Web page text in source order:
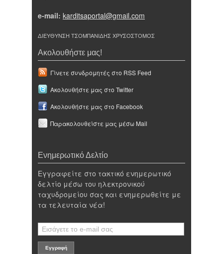
e-mail: karditsaportal@gmail.com
ΔΙΕΥΘΥΝΣΗ ΤΣΟΜΠΑΝΙΔΗΣ ΧΡΥΣΟΣΤΟΜΟΣ
Ακολουθήστε μας!
Γίνετε συνδρομητές στο RSS Feed
Ακολουθήστε μας στο Twitter
Ακολουθήστε μας στο Facebook
Παρακολουθείστε μας μέσω Mail
Ενημερωτικό Δελτίο
Εγγραφείτε στο τακτικό ενημερωτικό
δελτίο μέσω του ηλεκτρονικού
ταχυδρομείου σας και ενημερωθείτε με
τα τελευταία νέα!